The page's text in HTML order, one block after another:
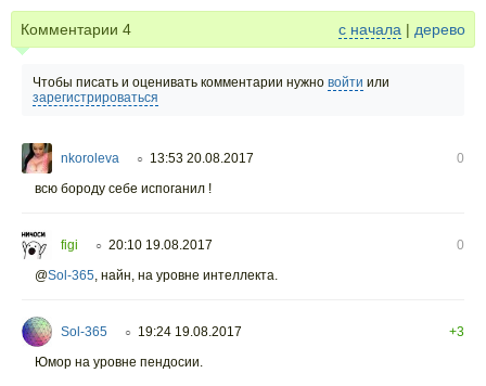
Комментарии 4 с начала | дерево
Чтобы писать и оценивать комментарии нужно войти или
зарегистрироваться
nkoroleva ○ 13:53 20.08.2017
0
всю бороду себе испоганил !
figi ○ 20:10 19.08.2017
0
@Sol-365, найн, на уровне интеллекта.
Sol-365 ○ 19:24 19.08.2017
+3
Юмор на уровне пендосии.